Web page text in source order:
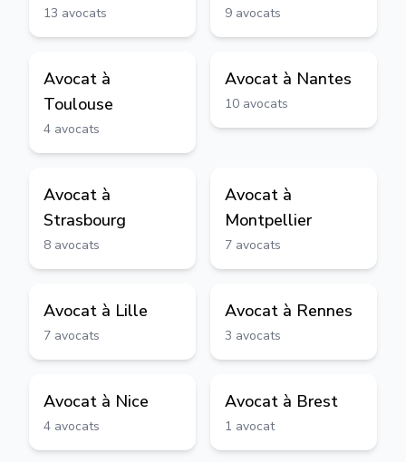
13 avocats 9 avocats
Avocat à
Toulouse
4 avocats
Avocat à Nantes
10 avocats
Avocat à
Strasbourg
8 avocats
Avocat à
Montpellier
7 avocats
Avocat à Lille
7 avocats
Avocat à Rennes
3 avocats
Avocat à Nice
4 avocats
Avocat à Brest
1 avocat